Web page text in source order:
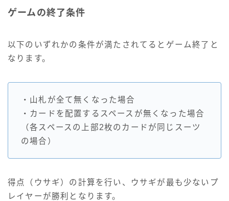
ゲームの終了条件
以下のいずれかの条件が満たされてるとゲーム終了と
なります。
・山札が全て無くなった場合
・カードを配置するスペースが無くなった場合
（各スペースの上部2枚のカードが同じスーツ
の場合）
得点（ウサギ）の計算を行い、ウサギが最も少ないプ
レイヤーが勝利となります。